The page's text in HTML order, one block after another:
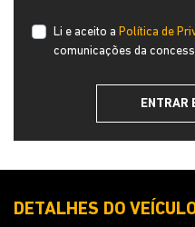
Li e aceito a Política de
comunicações da
ENTRAR
DETALHES DO